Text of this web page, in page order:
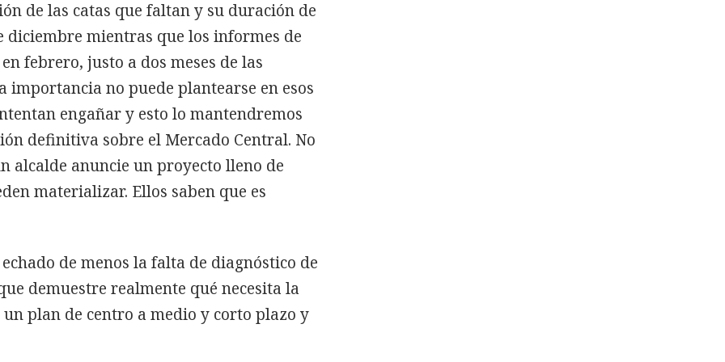
de las catas que faltan y su duración de
diciembre mientras que los informes de
febrero, justo a dos meses de las
importancia no puede plantearse en esos
engañar y esto lo mantendremos
definitiva sobre el Mercado Central. No
alcalde anuncie un proyecto lleno de
materializar. Ellos saben que es
de menos la falta de diagnóstico de
demuestre realmente qué necesita la
un plan de centro a medio y corto plazo y